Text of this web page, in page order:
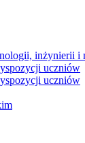
inżynierii i
uczniów
uczniów